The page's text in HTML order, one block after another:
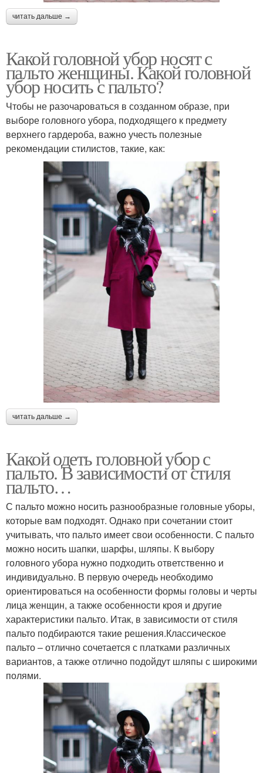
читать дальше →
Какой головной убор носят с
пальто женщины. Какой головной
убор носить с пальто?
Чтобы не разочароваться в созданном образе, при
выборе головного убора, подходящего к предмету
верхнего гардероба, важно учесть полезные
рекомендации стилистов, такие, как:
читать дальше →
Какой одеть головной убор с
пальто. В зависимости от стиля
пальто…
С пальто можно носить разнообразные головные уборы,
которые вам подходят. Однако при сочетании стоит
учитывать, что пальто имеет свои особенности. С пальто
можно носить шапки, шарфы, шляпы. К выбору
головного убора нужно подходить ответственно и
индивидуально. В первую очередь необходимо
ориентироваться на особенности формы головы и черты
лица женщин, а также особенности кроя и другие
характеристики пальто. Итак, в зависимости от стиля
пальто подбираются такие решения.Классическое
пальто – отлично сочетается с платками различных
вариантов, а также отлично подойдут шляпы с широкими
полями.